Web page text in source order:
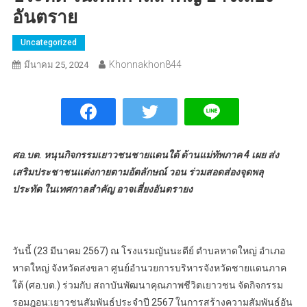
อันตราย
Uncategorized
มีนาคม 25, 2024 Khonnakhon844
ศอ.บต. หนุนกิจกรรมเยาวชนชายแดนใต้ ด้านแม่ทัพภาค 4 เผย ส่ง
เสริมประชาชนแต่งกายตามอัตลักษณ์ วอน ร่วมสอดส่องจุดพลุ
ประทัด ในเทศกาลสำคัญ อาจเสี่ยงอันตรายง
วันนี้ (23 มีนาคม 2567) ณ โรงแรมญันนะตีย์ ตำบลหาดใหญ่ อำเภอ
หาดใหญ่ จังหวัดสงขลา ศูนย์อำนวยการบริหารจังหวัดชายแดนภาค
ใต้ (ศอ.บต.) ร่วมกับ สถาบันพัฒนาคุณภาพชีวิตเยาวชน จัดกิจกรรม
รอมฎอน:เยาวชนสัมพันธ์ประจำปี 2567 ในการสร้างความสัมพันธ์อัน